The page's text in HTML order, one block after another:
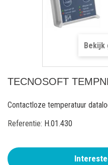
Bekijk
TECNOSOFT
Contactloze temperatuur
Referentie: H.01.430